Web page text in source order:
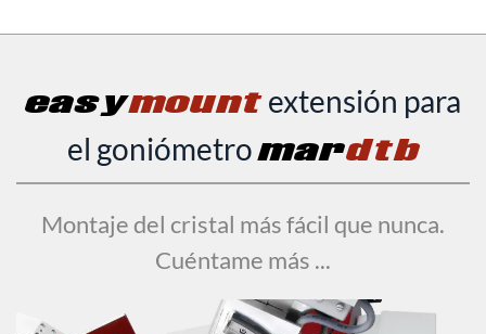
easymountextensión para
el goniómetromardtb
Montaje del cristal más fácil que nunca.
Cuéntame más ...